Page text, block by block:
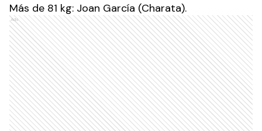
Más de 81 kg: Joan García (Charata).
Ads